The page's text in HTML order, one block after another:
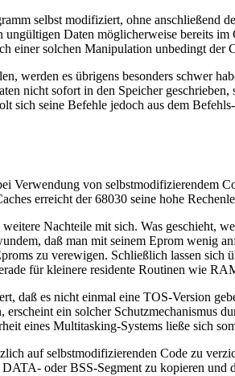
selbst modifiziert, ohne anschließend
Daten möglicherweise bereits
einer solchen Manipulation unbedingt der
werden es übrigens besonders schwer
nicht sofort in den Speicher
sich seine Befehle jedoch aus dem
Verwendung von selbstmodifizierendem
erreicht der 68030 seine hohe
Nachteile mit sich. Was geschieht,
daß man mit seinem Eprom wenig
zu verewigen. Schließlich lassen
für kleinere residente Routinen wie
daß es nicht einmal eine TOS-Version
erscheint ein solcher
eines Multitasking-Systems ließe sich
auf selbstmodifizierenden Code zu
oder BSS-Segment zu kopieren und